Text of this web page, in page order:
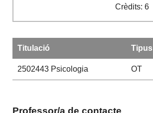
Crèdits: 6
Titulació Tipus
2502443Psicologia OT
Professor/a de contacte